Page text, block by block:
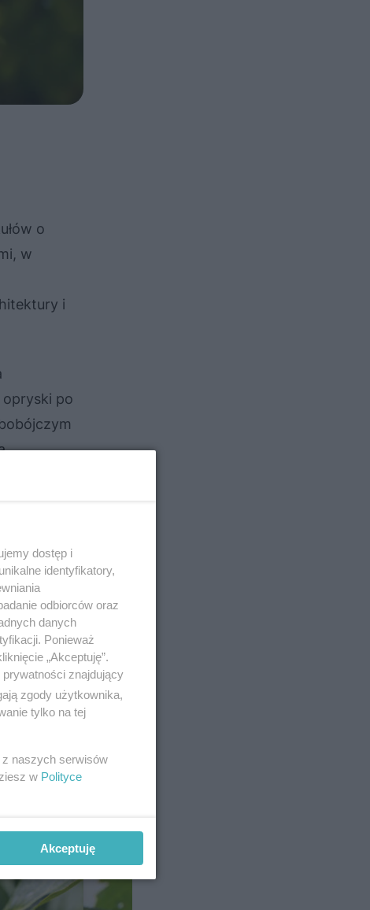
o
w
i
opryski po
dostęp i
identyfikatory,
odbiorców oraz
danych
Ponieważ
„Akceptuję”.
znajdujący
zgody użytkownika,
tylko na tej
z naszych serwisów
w Polityce
Akceptuję